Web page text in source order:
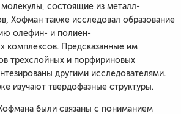
состоящие из металл-
Хофман также исследовал образование
олефин- и полиен-
комплексов. Предсказанные им
трехслойных и порфириновых
другими исследователями.
изучают твердофазные структуры.
были связаны с пониманием